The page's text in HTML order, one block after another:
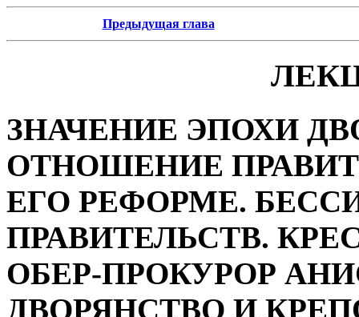
Предыдущая глава
ЗНАЧЕНИЕ ЭПОХИ
ОТНОШЕНИЕ
ЕГО РЕФОРМЕ.
ПРАВИТЕЛЬСТВ.
ОБЕР-ПРОКУРОР
ДВОРЯНСТВО И